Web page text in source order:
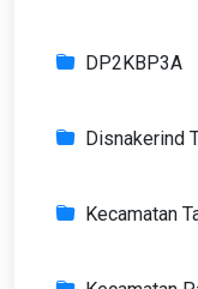
DP2KBP3A
Disnakerind
Kecamatan